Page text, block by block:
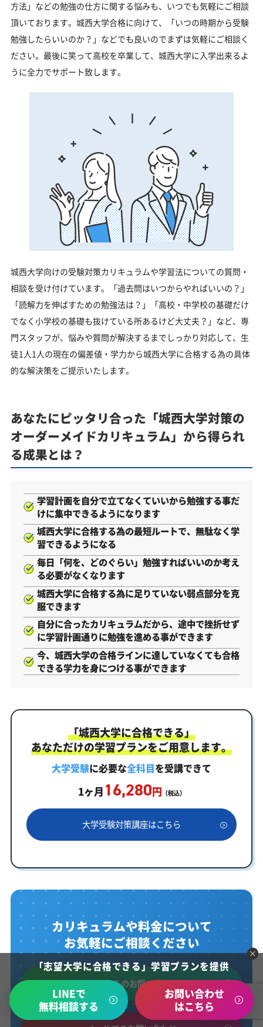
方法」などの勉強の仕方に関する悩みも、いつでも気軽にご相談
頂いております。城西大学合格に向けて、「いつの時期から受験
勉強したらいいのか？」などでも良いのでまずは気軽にご相談く
ださい。最後に笑って高校を卒業して、城西大学に入学出来るよ
うに全力でサポート致します。
城西大学向けの受験対策カリキュラムや学習法についての質問・
相談を受け付けています。「過去問はいつからやればいいの？」
「読解力を伸ばすための勉強法は？」「高校・中学校の基礎だけ
でなく小学校の基礎も抜けている所あるけど大丈夫？」など、専
門スタッフが、悩みや質問が解決するまでしっかり対応して、生
徒1人1人の現在の偏差値・学力から城西大学に合格する為の具体
的な解決策をご提示いたします。
あなたにピッタリ合った「城西大学対策の
オーダーメイドカリキュラム」から得られ
る成果とは？
学習計画を自分で立てなくていいから勉強する事だ
けに集中できるようになります
城西大学に合格する為の最短ルートで、無駄なく学
習できるようになる
毎日「何を、どのぐらい」勉強すればいいのか考え
る必要がなくなります
城西大学に合格する為に足りていない弱点部分を克
服できます
自分に合ったカリキュラムだから、途中で挫折せず
に学習計画通りに勉強を進める事ができます
今、城西大学の合格ラインに達していなくても合格
できる学力を身につける事ができます
「城西大学に合格できる」
あなただけの学習プランをご用意します。
大学受験に必要な全科目を受講できて
1ヶ月 16,280円 （税込）
大学受験対策講座はこちら
カリキュラムや料金について
お気軽にご相談ください
LINEからのお問い合わせ
「志望大学に合格できる」学習プランを提供
LINEで
無料相談する
お問い合わせ
はこちら